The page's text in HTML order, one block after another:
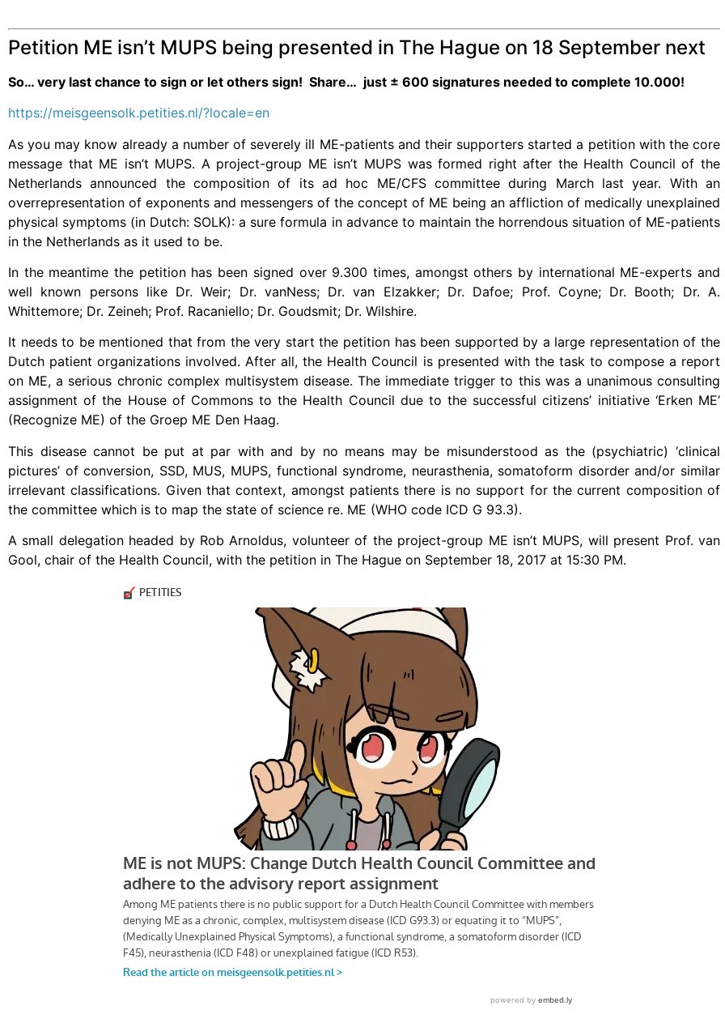
Petition ME isn’t MUPS being presented in The Hague on 18 September next
So… very last chance to sign or let others sign! Share… just ± 600 signatures needed to complete 10.000!
https://meisgeensolk.petities.nl/?locale=en
As you may know already a number of severely ill ME-patients and their supporters started a petition with the core
message that ME isn’t MUPS. A project-group ME isn’t MUPS was formed right after the Health Council of the
Netherlands announced the composition of its ad hoc ME/CFS committee during March last year. With an
overrepresentation of exponents and messengers of the concept of ME being an affliction of medically unexplained
physical symptoms (in Dutch: SOLK): a sure formula in advance to maintain the horrendous situation of ME-patients
in the Netherlands as it used to be.
In the meantime the petition has been signed over 9.300 times, amongst others by international ME-experts and
well known persons like Dr. Weir; Dr. vanNess; Dr. van Elzakker; Dr. Dafoe; Prof. Coyne; Dr. Booth; Dr. A.
Whittemore; Dr. Zeineh; Prof. Racaniello; Dr. Goudsmit; Dr. Wilshire.
It needs to be mentioned that from the very start the petition has been supported by a large representation of the
Dutch patient organizations involved. After all, the Health Council is presented with the task to compose a report
on ME, a serious chronic complex multisystem disease. The immediate trigger to this was a unanimous consulting
assignment of the House of Commons to the Health Council due to the successful citizens’ initiative ‘Erken ME’
(Recognize ME) of the Groep ME Den Haag.
This disease cannot be put at par with and by no means may be misunderstood as the (psychiatric) ‘clinical
pictures’ of conversion, SSD, MUS, MUPS, functional syndrome, neurasthenia, somatoform disorder and/or similar
irrelevant classifications. Given that context, amongst patients there is no support for the current composition of
the committee which is to map the state of science re. ME (WHO code ICD G 93.3).
A small delegation headed by Rob Arnoldus, volunteer of the project-group ME isn’t MUPS, will present Prof. van
Gool, chair of the Health Council, with the petition in The Hague on September 18, 2017 at 15:30 PM.